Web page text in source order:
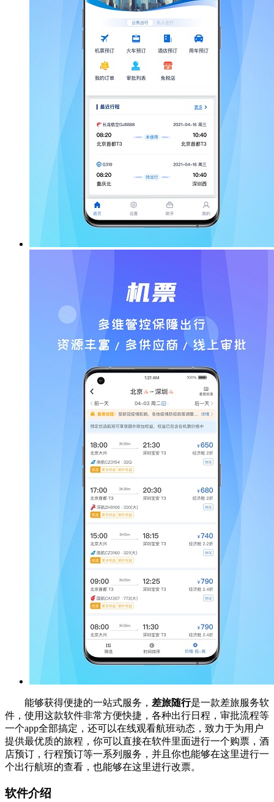
能够获得便捷的一站式服务， 差旅随行是一款差旅服务软
件，使用这款软件非常方便快捷，各种出行日程，审批流程等
一个app全部搞定，还可以在线观看航班动态，致力于为用户
提供最优质的旅程，你可以直接在软件里面进行一个购票，酒
店预订，行程预订等一系列服务，并且你也能够在这里进行一
个出行航班的查看，也能够在这里进行改票。
软件介绍